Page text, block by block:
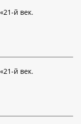
й век.
й век.